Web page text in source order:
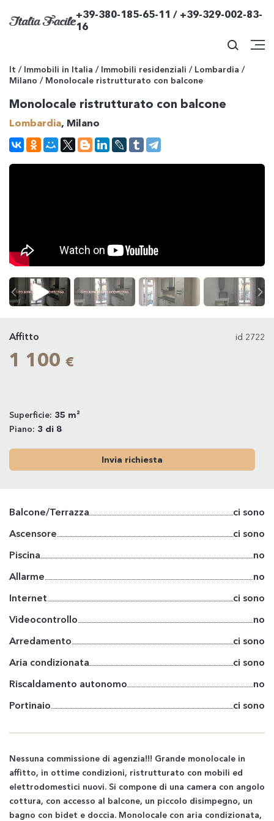
+39-380-185-65-11 / +39-329-002-83-
16
It / Immobili in Italia / Immobili residenziali / Lombardia /
Milano / Monolocale ristrutturato con balcone
Monolocale ristrutturato con balcone
Lombardia, Milano
Affitto id 2722
1 100 €
Superficie: 35 m²
Piano: 3 di 8
Invia richiesta
Balcone/Terrazza
ci sono
Ascensore
ci sono
Piscina
no
Allarme
no
Internet
ci sono
Videocontrollo
no
Arredamento
ci sono
Aria condizionata
ci sono
Riscaldamento autonomo
no
Portinaio
ci sono
Nessuna commissione di agenzia!!! Grande monolocale in
affitto, in ottime condizioni, ristrutturato con mobili ed
elettrodomestici nuovi. Si compone di una camera con angolo
cottura, con accesso al balcone, un piccolo disimpegno, un
bagno con bidet e doccia. Monolocale con aria condizionata,